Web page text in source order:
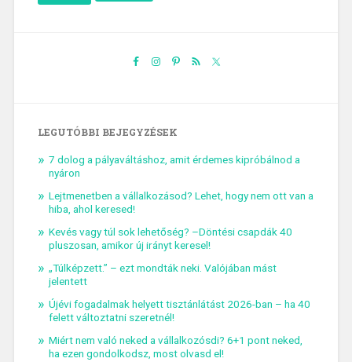
LEGUTÓBBI BEJEGYZÉSEK
7 dolog a pályaváltáshoz, amit érdemes kipróbálnod a
nyáron
Lejtmenetben a vállalkozásod? Lehet, hogy nem ott van a
hiba, ahol keresed!
Kevés vagy túl sok lehetőség? –Döntési csapdák 40
pluszosan, amikor új irányt keresel!
„Túlképzett.” – ezt mondták neki. Valójában mást
jelentett
Újévi fogadalmak helyett tisztánlátást 2026-ban – ha 40
felett változtatni szeretnél!
Miért nem való neked a vállalkozósdi? 6+1 pont neked,
ha ezen gondolkodsz, most olvasd el!